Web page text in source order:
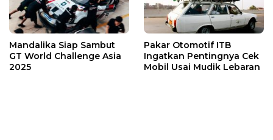
Mandalika Siap Sambut
GT World Challenge Asia
2025
Pakar Otomotif ITB
Ingatkan Pentingnya Cek
Mobil Usai Mudik Lebaran